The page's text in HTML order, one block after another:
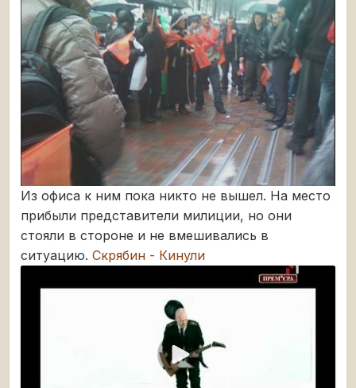
Из офиса к ним пока никто не вышел. На место
прибыли представители милиции, но они
стояли в стороне и не вмешивались в
ситуацию. Скрябин - Кинули
Воспроизвести